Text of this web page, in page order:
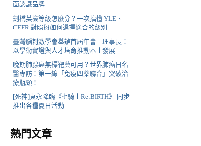
面認識品牌
劍橋英檢等級怎麼分？一次搞懂 YLE、
CEFR 對照與如何選擇適合的級別
臺灣腦刺激學會舉辦首屆年會 理事長：
以學術實證與人才培育推動本土發展
晚期肺腺癌無標靶藥可用？世界肺癌日名
醫專訪：第一線「免疫四藥聯合」突破治
療瓶頸！
[死神]東永降臨《七騎士Re:BIRTH》 同步
推出各種夏日活動
熱門文章